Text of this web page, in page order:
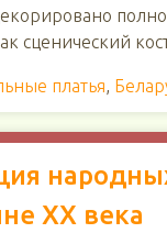
сценический
платья,
ХХ века